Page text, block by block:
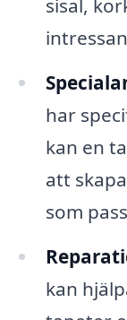
sisal,
har
kan en
att
som
kan